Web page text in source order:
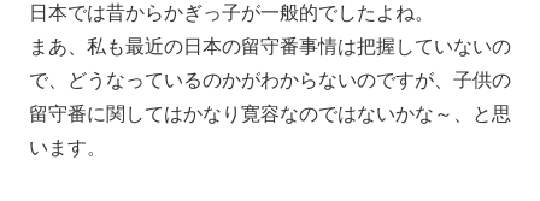
日本では昔からかぎっ子が一般的でしたよね。
まあ、私も最近の日本の留守番事情は把握していないの
で、どうなっているのかがわからないのですが、子供の
留守番に関してはかなり寛容なのではないかな～、と思
います。